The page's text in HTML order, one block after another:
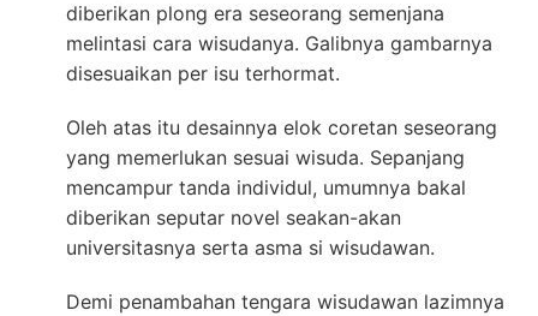
diberikan plong era seseorang semenjana
melintasi cara wisudanya. Galibnya gambarnya
disesuaikan per isu terhormat.
Oleh atas itu desainnya elok coretan seseorang
yang memerlukan sesuai wisuda. Sepanjang
mencampur tanda individul, umumnya bakal
diberikan seputar novel seakan-akan
universitasnya serta asma si wisudawan.
Demi penambahan tengara wisudawan lazimnya